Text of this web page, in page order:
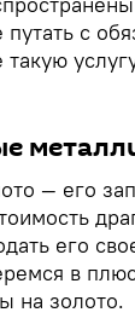
с
— его
его
в
на золото.